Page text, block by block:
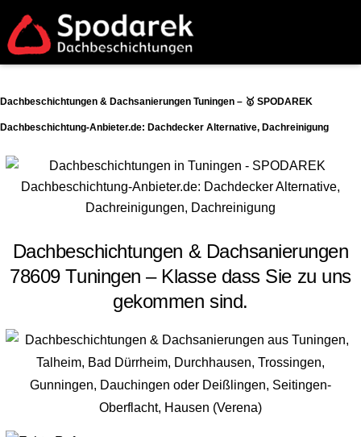
Dachbeschichtungen & Dachsanierungen Tuningen – 🥇 SPODAREK
Dachbeschichtung-Anbieter.de: Dachdecker Alternative, Dachreinigung
Dachbeschichtungen & Dachsanierungen
78609 Tuningen – Klasse dass Sie zu uns
gekommen sind.